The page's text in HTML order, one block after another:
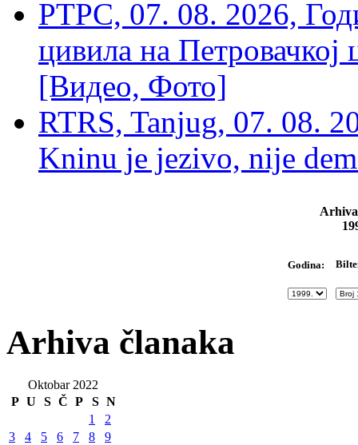
РТРС, 07. 08. 2026,
цивила на Петровачкој
[Видео, Фото]
RTRS, Tanjug, 07. 08.
Kninu je jezivo, nije
Godina:
Arhiva članaka
Oktobar 2022
P U S Č P S N
1
2
3
4 5 6 7 8
9